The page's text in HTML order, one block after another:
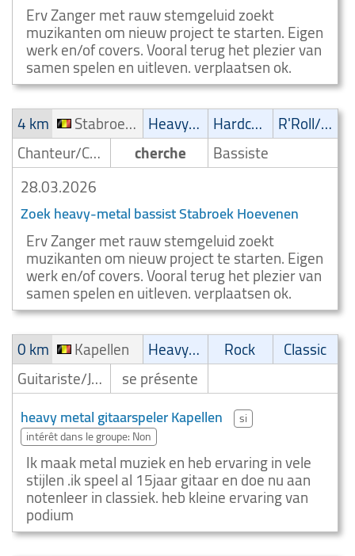
Erv Zanger met rauw stemgeluid zoekt
muzikanten om nieuw project te starten. Eigen
werk en/of covers. Vooral terug het plezier van
samen spelen en uitleven. verplaatsen ok.
4 km
Stabroek Hoevenen Heavy-Metal Hardcore
R'Roll/Rockabilly
Chanteur/Chanteuse
cherche
Bassiste
28.03.2026
Zoek heavy-metal bassist Stabroek Hoevenen
Erv Zanger met rauw stemgeluid zoekt
muzikanten om nieuw project te starten. Eigen
werk en/of covers. Vooral terug het plezier van
samen spelen en uitleven. verplaatsen ok.
0 km
Kapellen Heavy-Metal Rock
Classic
Guitariste/Joueur de guitare
se présente
heavy metal gitaarspeler Kapellen
si
intérêt dans le groupe: Non
Ik maak metal muziek en heb ervaring in vele
stijlen .ik speel al 15jaar gitaar en doe nu aan
notenleer in classiek. heb kleine ervaring van
podium